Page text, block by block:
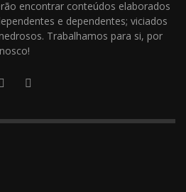
encontrar conteúdos elaborados
e dependentes; viciados
Trabalhamos para si, por